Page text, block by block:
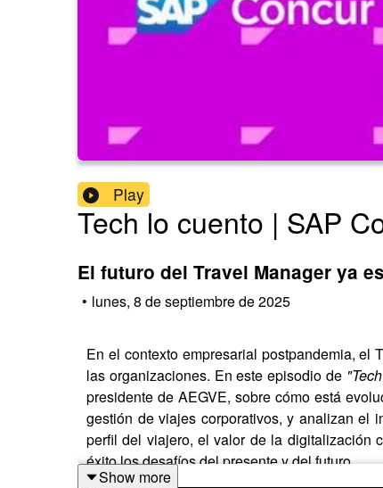
Play
Tech lo cuento | SAP
El futuro del Travel Manager ya
• lunes, 8 de septiembre de 2025
En el contexto empresarial postpandemia, el
las organizaciones. En este episodio de
presidente de AEGVE, sobre cómo está
gestión de viajes corporativos, y analizan el
perfil del viajero, el valor de la digitalización
éxito los desafíos del presente y del futuro.
Show more